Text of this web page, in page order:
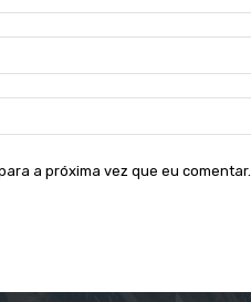
a próxima vez que eu comentar.